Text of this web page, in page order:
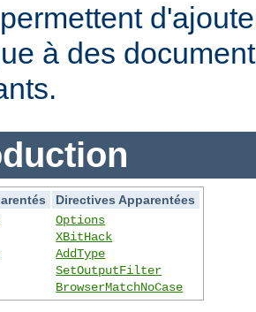
à des
Directives Apparentées
Options
XBitHack
AddType
SetOutputFilter
BrowserMatchNoCase